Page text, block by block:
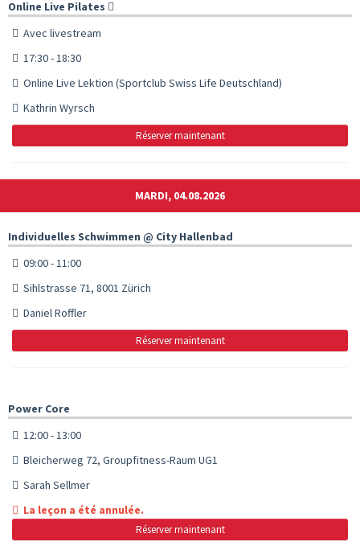
Online Live Pilates
Avec livestream
17:30 - 18:30
Online Live Lektion (Sportclub Swiss Life Deutschland)
Kathrin Wyrsch
Réserver maintenant
MARDI, 04.08.2026
Individuelles Schwimmen @ City Hallenbad
09:00 - 11:00
Sihlstrasse 71, 8001 Zürich
Daniel Roffler
Réserver maintenant
Power Core
12:00 - 13:00
Bleicherweg 72, Groupfitness-Raum UG1
Sarah Sellmer
La leçon a été annulée.
Réserver maintenant